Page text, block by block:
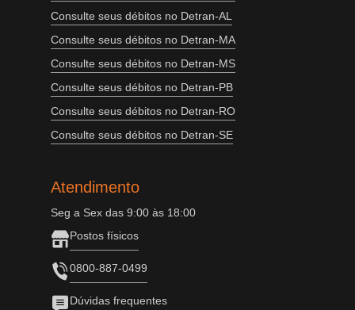
Consulte seus débitos no Detran-AL
Consulte seus débitos no Detran-MA
Consulte seus débitos no Detran-MS
Consulte seus débitos no Detran-PB
Consulte seus débitos no Detran-RO
Consulte seus débitos no Detran-SE
Atendimento
Seg a Sex das 9:00 às 18:00
Postos físicos
0800-887-0499
Dúvidas frequentes